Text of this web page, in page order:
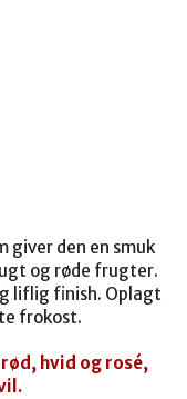
giver den en smuk
og røde frugter.
liflig finish. Oplagt
frokost.
hvid og rosé,